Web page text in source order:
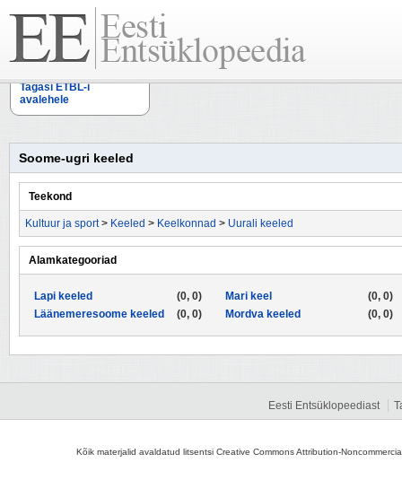
Tagasi ETBL-i
avalehele
Soome-ugri keeled
Teekond
Kultuur ja sport> Keeled > Keelkonnad > Uurali keeled
Alamkategooriad
(0, 0)
Lapi keeled
(0, 0)
Läänemeresoome keeled
(0, 0)
Mari keel
(0, 0)
Mordva keeled
Eesti Entsüklopeediast
Kõik materjalid avaldatud litsentsi Creative Commons Attribution-